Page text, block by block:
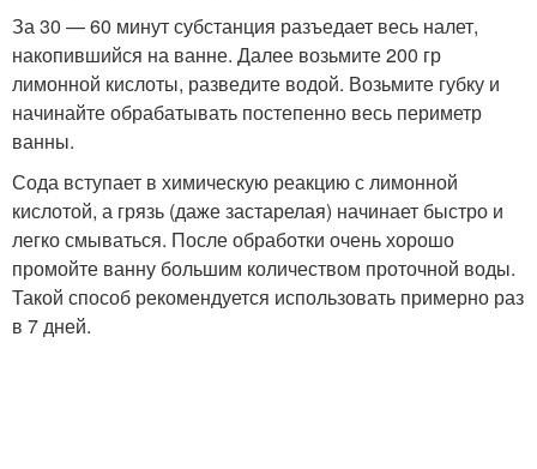
За 30 — 60 минут субстанция разъедает весь налет,
накопившийся на ванне. Далее возьмите 200 гр
лимонной кислоты, разведите водой. Возьмите губку и
начинайте обрабатывать постепенно весь периметр
ванны.
Сода вступает в химическую реакцию с лимонной
кислотой, а грязь (даже застарелая) начинает быстро и
легко смываться. После обработки очень хорошо
промойте ванну большим количеством проточной воды.
Такой способ рекомендуется использовать примерно раз
в 7 дней.